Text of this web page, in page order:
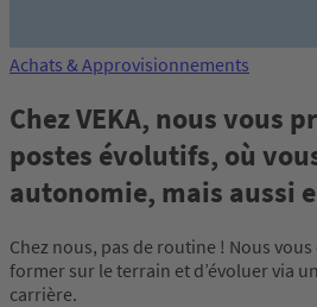
Achats & Approvisionnements
Chez VEKA, nous vous
postes évolutifs, où
autonomie, mais aussi
Chez nous, pas de routine ! Nous
former sur le terrain et d’évoluer via
carrière.